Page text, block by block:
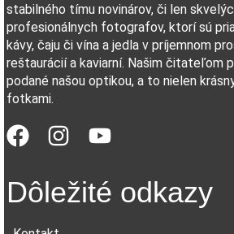
stabilného tímu novinárov, či len
profesionálnych fotografov, ktorí sú
kávy, čaju či vína a jedla v príjemnom
reštaurácií a kaviarní. Našim čitateľom
podané našou optikou, a to nielen
fotkami.
Dôležité odkazy